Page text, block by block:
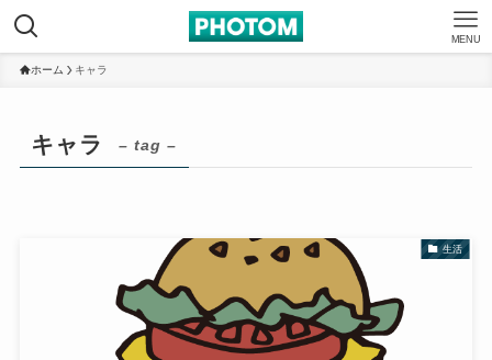
MENU
ホーム キャラ
キャラ – tag –
生活